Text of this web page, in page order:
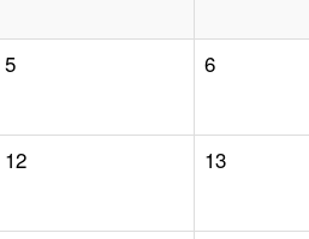
5 6
12 13